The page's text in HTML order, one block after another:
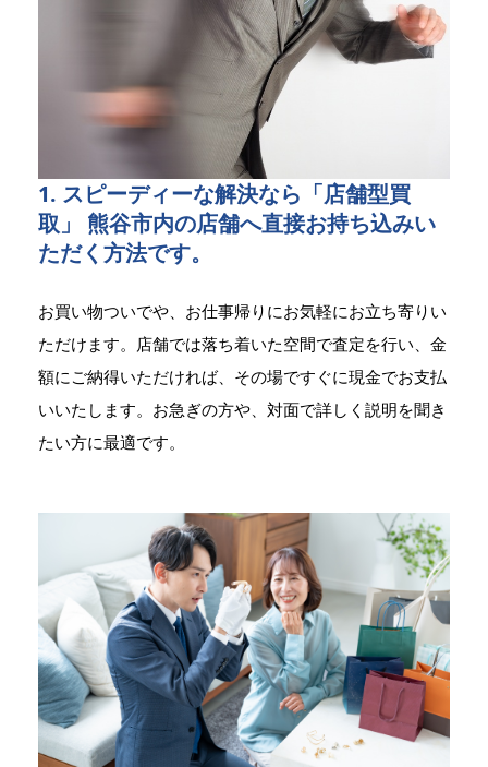
1. スピーディーな解決なら「店舗型買
取」 熊谷市内の店舗へ直接お持ち込みい
ただく方法です。
お買い物ついでや、お仕事帰りにお気軽にお立ち寄りい
ただけます。店舗では落ち着いた空間で査定を行い、金
額にご納得いただければ、その場ですぐに現金でお支払
いいたします。お急ぎの方や、対面で詳しく説明を聞き
たい方に最適です。